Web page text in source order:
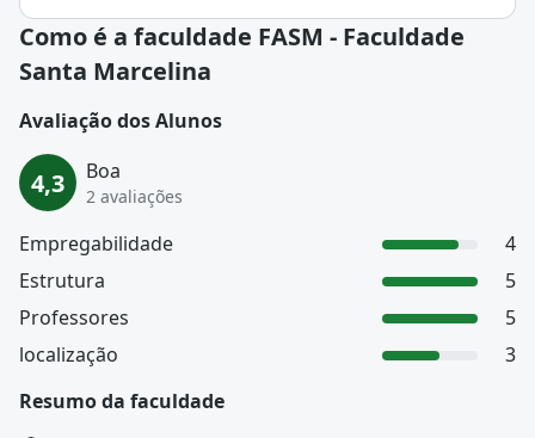
Como é a faculdade FASM - Faculdade
Santa Marcelina
Avaliação dos Alunos
4,3 Boa
2 avaliações
Empregabilidade
4
Estrutura
5
Professores
5
localização
3
Resumo da faculdade